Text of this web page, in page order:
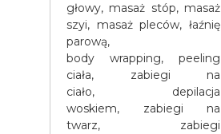
głowy, masaż stóp, masaż
szyi, masaż pleców, łaźnię
parową,
body wrapping, peeling
ciała, zabiegi na
ciało, depilacja
woskiem, zabiegi na
twarz, zabiegi